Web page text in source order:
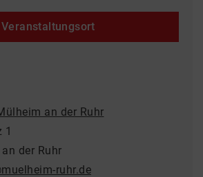
Veranstaltungsort
an der Ruhr
1
der Ruhr
ruhr.de